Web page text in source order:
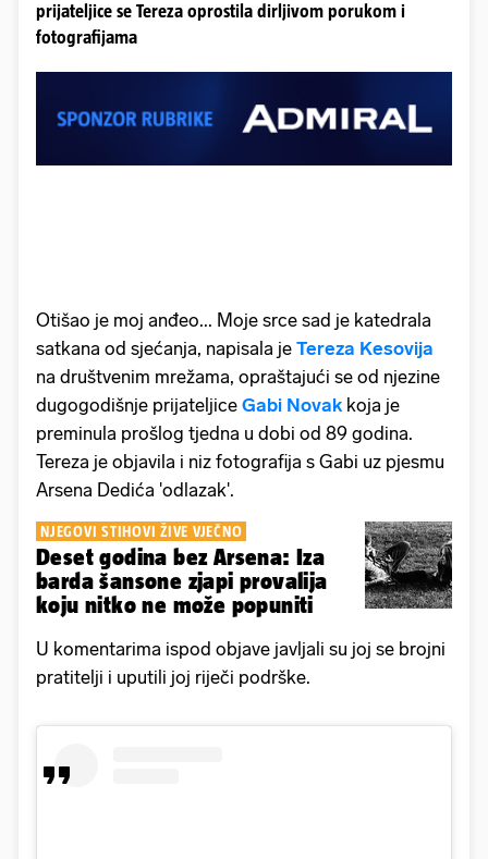
prijateljice se Tereza oprostila dirljivom porukom i
fotografijama
Otišao je moj anđeo... Moje srce sad je katedrala
satkana od sjećanja, napisala je Tereza Kesovija
na društvenim mrežama, opraštajući se od njezine
dugogodišnje prijateljice Gabi Novak koja je
preminula prošlog tjedna u dobi od 89 godina.
Tereza je objavila i niz fotografija s Gabi uz pjesmu
Arsena Dedića 'odlazak'.
NJEGOVI STIHOVI ŽIVE VJEČNO
Deset godina bez Arsena: Iza
barda šansone zjapi provalija
koju nitko ne može popuniti
U komentarima ispod objave javljali su joj se brojni
pratitelji i uputili joj riječi podrške.